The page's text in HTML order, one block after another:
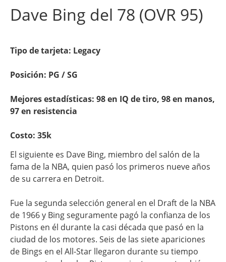
Dave Bing del 78 (OVR 95)
Tipo de tarjeta: Legacy
Posición: PG / SG
Mejores estadísticas: 98 en IQ de tiro, 98 en manos,
97 en resistencia
Costo: 35k
El siguiente es Dave Bing, miembro del salón de la
fama de la NBA, quien pasó los primeros nueve años
de su carrera en Detroit.
Fue la segunda selección general en el Draft de la NBA
de 1966 y Bing seguramente pagó la confianza de los
Pistons en él durante la casi década que pasó en la
ciudad de los motores. Seis de las siete apariciones
de Bings en el All-Star llegaron durante su tiempo